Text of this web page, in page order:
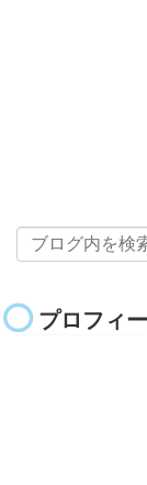
プロフィ